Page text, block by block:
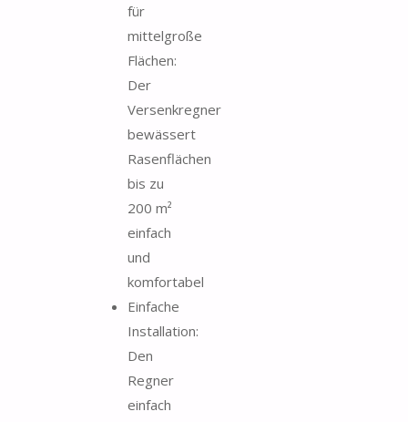
für
mittelgroße
Flächen:
Der
Versenkregner
bewässert
Rasenflächen
bis zu
200 m²
einfach
und
komfortabel
Einfache
Installation:
Den
Regner
einfach